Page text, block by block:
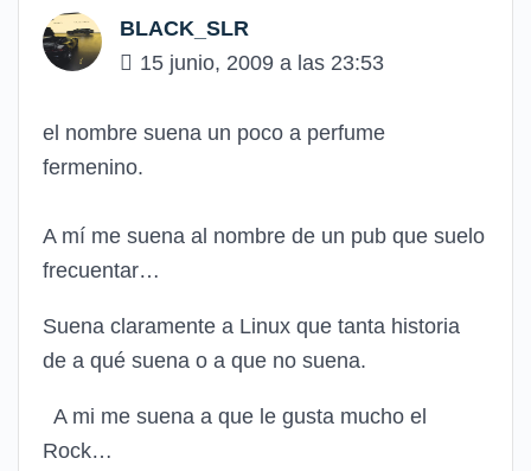
BLACK_SLR
15 junio, 2009 a las 23:53
el nombre suena un poco a perfume
fermenino.
A mí me suena al nombre de un pub que suelo
frecuentar…
Suena claramente a Linux que tanta historia
de a qué suena o a que no suena.
A mi me suena a que le gusta mucho el
Rock…